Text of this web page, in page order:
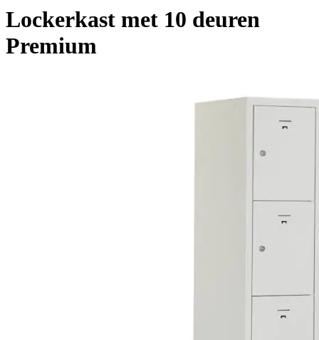
Lockerkast met 10 deuren
Premium